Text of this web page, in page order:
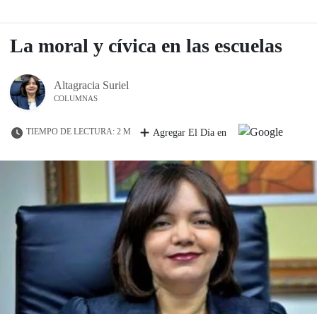
La moral y cívica en las escuelas
Altagracia Suriel
COLUMNAS
TIEMPO DE LECTURA: 2 M Agregar El Día en